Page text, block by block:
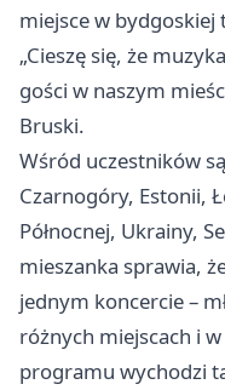
miejsce w bydgoskiej
„Cieszę się, że
gości w naszym
Bruski.
Wśród uczestników
Czarnogóry, Estonii,
Północnej, Ukrainy,
mieszanka sprawia,
jednym koncercie –
różnych miejscach i
programu wychodzi